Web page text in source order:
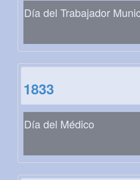
Día del Trabajador
1833
Día del Médico